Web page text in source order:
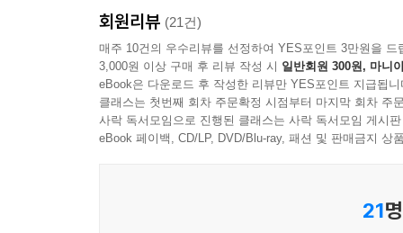
가던 상황이었지만, 일본은행은 여전히 위기 대응
자가 다양한 의견을 내놓았습니다. 그중에서도
정적인 악영향을 미쳤다는 의견이 제기되었습니
비판의 대상이 되었습니다. 여기에 일본 경제의
---「닷컴 버블과 옐로스톤 산불」중에서
쇄적인 금융 위기 가능성이 낮아졌다고 판단했기
세우는 혜안을 제공한다.
트럼프 2.0 시대, 금 투자에 주목하라!
지금 준비하지 않으면, 기회는 사라진다
32년 차 이코노미스트가 알려 주는 안전 자산의 전
중동과 유럽의 불안정한 지정학적 환경까지 트
회원리뷰 (21건)
매주 10건의 우수리뷰를 선정하여 YES포인트 3만원을 드
3,000원 이상 구매 후 리뷰 작성 시 일반회원 300원, 마니
eBook은 다운로드 후 작성한 리뷰만 YES포인트 지급됩니
클래스는 첫번째 회차 주문확정 시점부터 마지막 회차 주
사락 독서모임으로 진행된 클래스는 사락 독서모임 게시
eBook 페이백, CD/LP, DVD/Blu-ray, 패션 및 판매금지 상
21